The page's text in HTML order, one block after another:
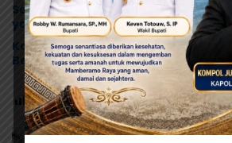
Sentuh Hati! Kapolres Jayapura
yang Terbaring Sakit Menahun
Kapolres Jayapura Turun
Bersama Jemaat di Sentani
Post Views:62